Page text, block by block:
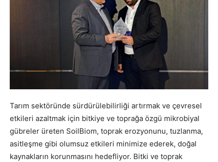
Tarım sektöründe sürdürülebilirliği artırmak ve çevresel
etkileri azaltmak için bitkiye ve toprağa özgü mikrobiyal
gübreler üreten SoilBiom, toprak erozyonunu, tuzlanma,
asitleşme gibi olumsuz etkileri minimize ederek, doğal
kaynakların korunmasını hedefliyor. Bitki ve toprak